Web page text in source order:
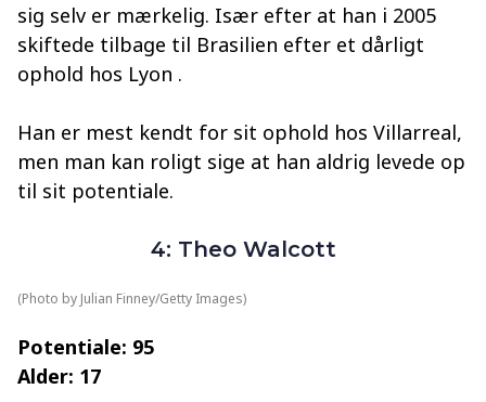
sig selv er mærkelig. Især efter at han i 2005
skiftede tilbage til Brasilien efter et dårligt
ophold hos Lyon .
Han er mest kendt for sit ophold hos Villarreal,
men man kan roligt sige at han aldrig levede op
til sit potentiale.
4: Theo Walcott
(Photo by Julian Finney/Getty Images)
Potentiale: 95
Alder: 17